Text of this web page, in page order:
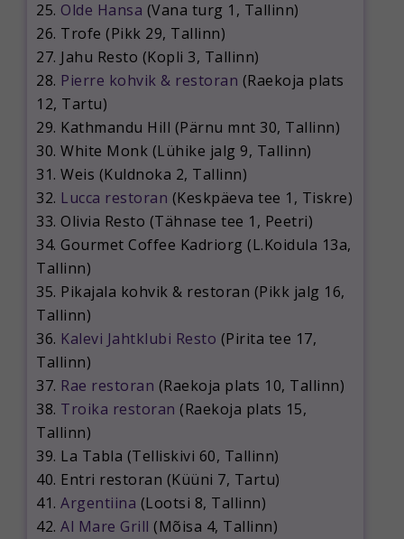
25. Olde Hansa (Vana turg 1, Tallinn)
26. Trofe (Pikk 29, Tallinn)
27. Jahu Resto (Kopli 3, Tallinn)
28. Pierre kohvik & restoran (Raekoja plats
12, Tartu)
29. Kathmandu Hill (Pärnu mnt 30, Tallinn)
30. White Monk (Lühike jalg 9, Tallinn)
31. Weis (Kuldnoka 2, Tallinn)
32. Lucca restoran (Keskpäeva tee 1, Tiskre)
33. Olivia Resto (Tähnase tee 1, Peetri)
34. Gourmet Coffee Kadriorg (L.Koidula 13a,
Tallinn)
35. Pikajala kohvik & restoran (Pikk jalg 16,
Tallinn)
36. Kalevi Jahtklubi Resto (Pirita tee 17,
Tallinn)
37. Rae restoran (Raekoja plats 10, Tallinn)
38. Troika restoran (Raekoja plats 15,
Tallinn)
39. La Tabla (Telliskivi 60, Tallinn)
40. Entri restoran (Küüni 7, Tartu)
41. Argentiina (Lootsi 8, Tallinn)
42. Al Mare Grill (Mõisa 4, Tallinn)